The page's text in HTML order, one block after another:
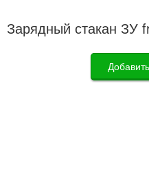
Зарядный стакан ЗУ